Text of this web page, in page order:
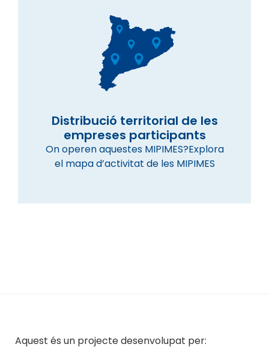
Distribució territorial de les
empreses participants
On operen aquestes MIPIMES?Explora
el mapa d’activitat de les MIPIMES
Aquest és un projecte desenvolupat per: